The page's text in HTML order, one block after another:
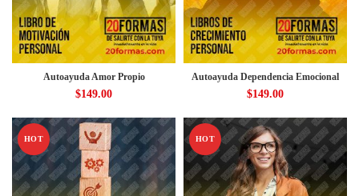
Autoayuda Amor Propio
$149.00
Autoayuda Dependencia Emocional
$149.00
HOT HOT